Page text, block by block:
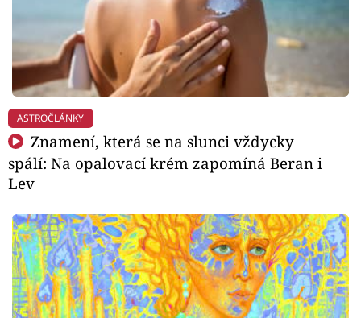
ASTROČLÁNKY
Znamení, která se na slunci vždycky
spálí: Na opalovací krém zapomíná Beran i
Lev